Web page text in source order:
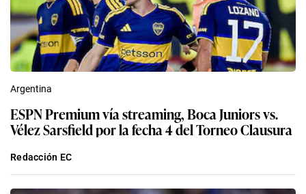
Argentina
ESPN Premium vía streaming, Boca Juniors vs.
Vélez Sarsfield por la fecha 4 del Torneo Clausura
Redacción EC